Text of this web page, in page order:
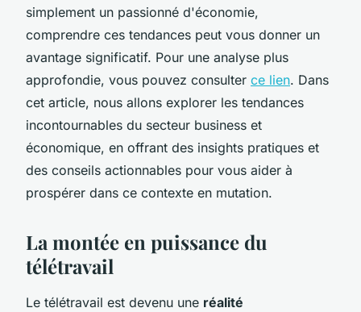
simplement un passionné d'économie,
comprendre ces tendances peut vous donner un
avantage significatif. Pour une analyse plus
approfondie, vous pouvez consulter ce lien. Dans
cet article, nous allons explorer les tendances
incontournables du secteur business et
économique, en offrant des insights pratiques et
des conseils actionnables pour vous aider à
prospérer dans ce contexte en mutation.
La montée en puissance du
télétravail
Le télétravail est devenu une réalité